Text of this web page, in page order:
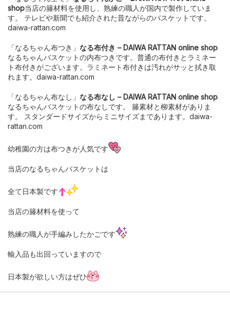
shop当店の籐材料を使用し、熟練の職人が国内で製作していま
す。 テレビや新聞でも紹介された昔ながらのバスケットです。
daiwa-rattan.com
「なるちゃん布つき」 なる布付き – DAIWA RATTAN online shop
なるちゃんバスケットの内布つきです。普通の布付きとラミネー
ト布付きがございます。ラミネート布付きは汚れがサッと拭き取
れます。daiwa-rattan.com
「なるちゃん布なし」 なる布なし – DAIWA RATTAN online shop
なるちゃんバスケットの布なしです。 籐素材と柳素材がありま
す。 スタンダードサイズからミニサイズまであります。daiwa-
rattan.com
幼稚園の方は布つきが人気です
当店のなるちゃんバスケットは
全て日本製です
当店の籐材料を使って
熟練の職人が手編みしたかごです
輸入品も出回っていますので
日本製が欲しい方はぜひ